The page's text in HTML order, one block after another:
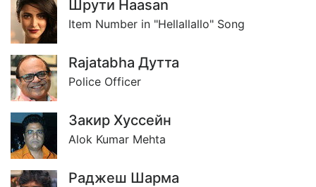
Шрути Haasan
Item Number in "Hellallallo" Song
Rajatabha Дутта
Police Officer
Закир Хуссейн
Alok Kumar Mehta
Раджеш Шарма